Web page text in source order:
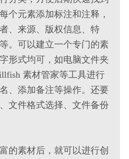
个元素添加标注和注释，
、来源、版权信息、特
。可以建立一个专门的素
形式均可，如电脑文件夹
素材管家等工具进行
、添加备注等操作。还要
文件格式选择、文件备份
的素材后，就可以进行创